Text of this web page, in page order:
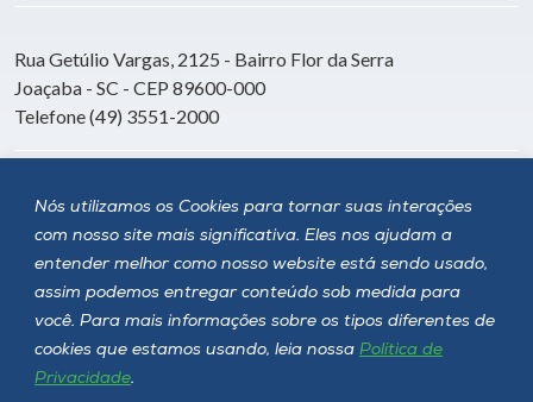
Nós utilizamos os Cookies para tornar suas interações
com nosso site mais significativa. Eles nos ajudam a
entender melhor como nosso website está sendo usado,
assim podemos entregar conteúdo sob medida para
você. Para mais informações sobre os tipos diferentes de
cookies que estamos usando, leia nossa Política de
Privacidade.
Rua Getúlio Vargas, 2125 - Bairro Flor da Serra
Joaçaba - SC - CEP 89600-000
Telefone (49) 3551-2000
Siga a Unoesc